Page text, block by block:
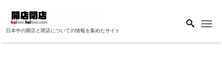
日本中の開店と閉店についての情報を集めたサイト